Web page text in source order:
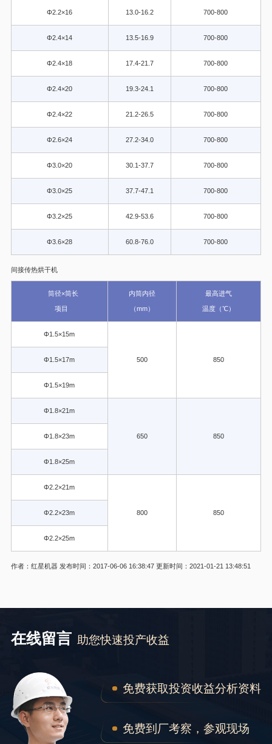
Φ2.2×16 13.0-16.2 700-800
Φ2.4×14 13.5-16.9 700-800
Φ2.4×18 17.4-21.7 700-800
Φ2.4×20 19.3-24.1 700-800
Φ2.4×22 21.2-26.5 700-800
Φ2.6×24 27.2-34.0 700-800
Φ3.0×20 30.1-37.7 700-800
Φ3.0×25 37.7-47.1 700-800
Φ3.2×25 42.9-53.6 700-800
Φ3.6×28 60.8-76.0 700-800
间接传热烘干机
筒径×筒长
项目
内筒内径
（mm）
最高进气
温度（℃）
Φ1.5×15m
500 850
Φ1.5×17m
Φ1.5×19m
Φ1.8×21m
650 850
Φ1.8×23m
Φ1.8×25m
Φ2.2×21m
800 850
Φ2.2×23m
Φ2.2×25m
作者：红星机器 发布时间：2017-06-06 16:38:47 更新时间：2021-01-21 13:48:51
在线留言 助您快速投产收益
免费获取投资收益分析资料
免费到厂考察，参观现场